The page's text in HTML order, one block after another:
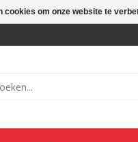
cookies om onze website te